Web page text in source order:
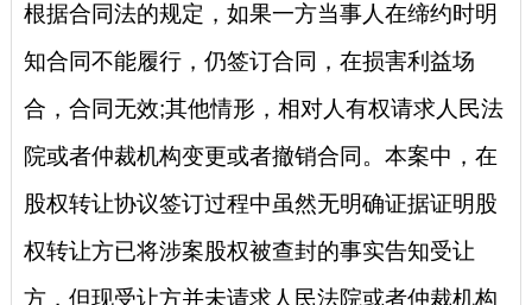
根据合同法的规定，如果一方当事人在缔约时明
知合同不能履行，仍签订合同，在损害利益场
合，合同无效;其他情形，相对人有权请求人民法
院或者仲裁机构变更或者撤销合同。本案中，在
股权转让协议签订过程中虽然无明确证据证明股
权转让方已将涉案股权被查封的事实告知受让
方，但现受让方并未请求人民法院或者仲裁机构